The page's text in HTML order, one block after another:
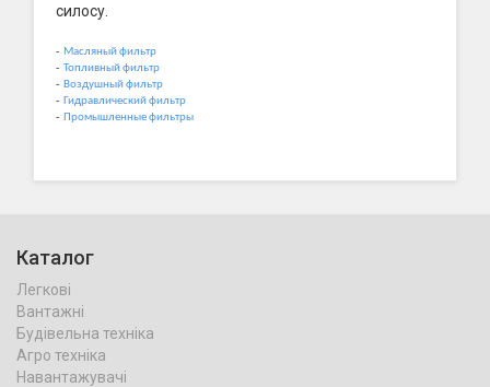
силосу.
- Масляный фильтр
- Топливный фильтр
- Воздушный фильтр
- Гидравлический фильтр
- Промышленные фильтры
Каталог
Легкові
Вантажні
Будівельна техніка
Агро техніка
Навантажувачі